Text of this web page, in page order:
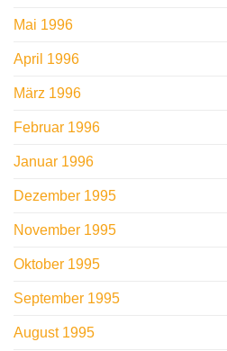
Mai 1996
April 1996
März 1996
Februar 1996
Januar 1996
Dezember 1995
November 1995
Oktober 1995
September 1995
August 1995